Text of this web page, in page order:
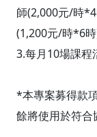
師(2,000元/時
(1,200元/時*6
3.每月10場課程
*本專案募得款
餘將使用於符合